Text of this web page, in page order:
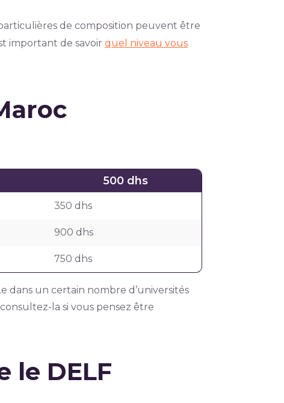
de composition peuvent être
important de savoir quel niveau vous
500 dhs
350 dhs
900 dhs
750 dhs
dans un certain nombre d’universités
la si vous pensez être
le DELF